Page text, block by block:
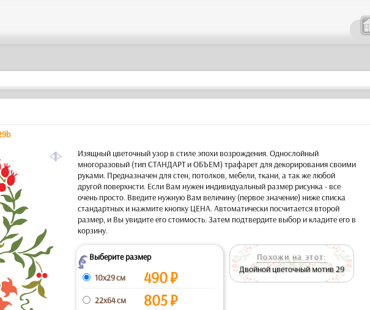
a
Изящный цветочный узор в стиле эпохи возрождения. Однослойный
многоразовый (тип СТАНДАРТ и ОБЪЕМ) трафарет для декорирования своими
руками. Предназначен для стен, потолков, мебели, ткани, а так же любой
другой поверхнсти. Если Вам нужен индивидуальный размер рисунка - все
очень просто. Введите нужную Вам величину (первое значение) ниже списка
стандартных и нажмите кнопку ЦЕНА. Автоматически посчитается второй
размер, и Вы увидите его стоимость. Затем подтвердите выбор и кладите его в
корзину.
ZВыберите размер
10x29 см
490₽
22x64 см 805₽
Похожи на этот:
Двойной цветочный мотив 29